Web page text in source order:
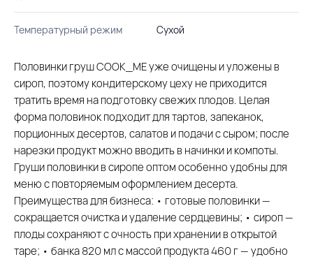
Температурный режим Сухой
Половинки груш COOK_ME уже очищены и уложены в
сироп, поэтому кондитерскому цеху не приходится
тратить время на подготовку свежих плодов. Целая
форма половинок подходит для тартов, запеканок,
порционных десертов, салатов и подачи с сыром; после
нарезки продукт можно вводить в начинки и компоты.
Груши половинки в сиропе оптом особенно удобны для
меню с повторяемым оформлением десерта.
Преимущества для бизнеса: • готовые половинки —
сокращается очистка и удаление сердцевины; • сироп —
плоды сохраняют с очность при хранении в открытой
таре; • банка 820 мл с массой продукта 460 г — удобно